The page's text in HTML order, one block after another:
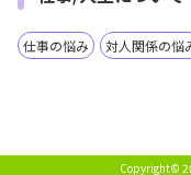
仕事の悩み 対人関係の悩
Copyright©